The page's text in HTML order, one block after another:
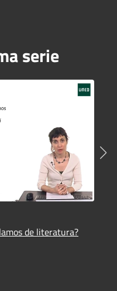
serie
de literatura?